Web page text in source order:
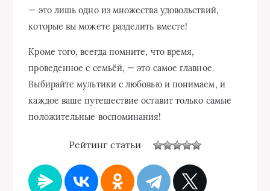
— это лишь одно из множества удовольствий,
которые вы можете разделить вместе!
Кроме того, всегда помните, что время,
проведенное с семьёй, — это самое главное.
Выбирайте мультики с любовью и понимаем, и
каждое ваше путешествие оставит только самые
положительные воспоминания!
Рейтинг статьи